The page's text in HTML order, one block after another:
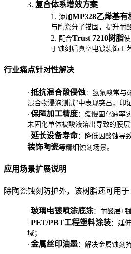
3. 复合体系增效方案
1. 添加MP328乙烯基有
与陶瓷分子锚固，提升耐
2. 配合Trust 7210树脂
于蚀刻后真空电镀装饰工艺
行业痛点针对性解决
· 抵抗混合酸侵蚀：氢氟酸常与
混合物浸泡测试"中表现突出，印
· 保障加工精度：缓慢固化速率
未固化单体被酸液溶出导致的膜层
· 延长设备寿命：降低因酸蚀导
装饰陶瓷等精细蚀刻场景。
应用场景扩展说明
除陶瓷蚀刻防护外，该树脂还可用于
· 玻璃电镀喷涂底涂：耐酸层+
· PET/PBT工程塑料涂装：延
域；
· 金属丝印油墨：解决金属蚀刻